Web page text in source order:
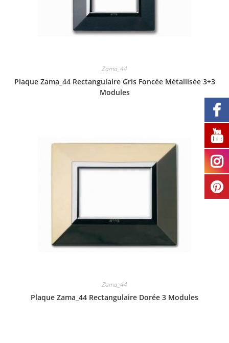
Zama_44
Plaque Zama_44 Rectangulaire Gris Foncée Métallisée 3+3
Modules
Zama_44
Plaque Zama_44 Rectangulaire Dorée 3 Modules